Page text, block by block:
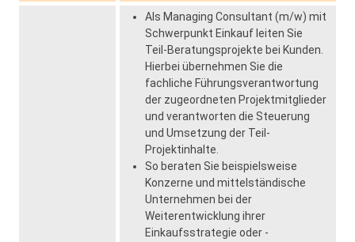
Als Managing Consultant (m/w) mit
Schwerpunkt Einkauf leiten Sie
Teil-Beratungsprojekte bei Kunden.
Hierbei übernehmen Sie die
fachliche Führungsverantwortung
der zugeordneten Projektmitglieder
und verantworten die Steuerung
und Umsetzung der Teil-
Projektinhalte.
So beraten Sie beispielsweise
Konzerne und mittelständische
Unternehmen bei der
Weiterentwicklung ihrer
Einkaufsstrategie oder -